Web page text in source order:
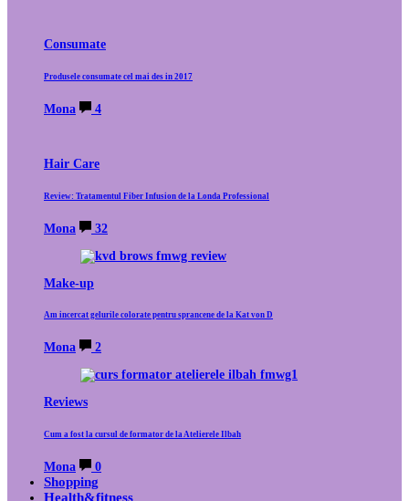
Consumate
Produsele consumate cel mai des in 2017
Mona 4
Hair Care
Review: Tratamentul Fiber Infusion de la Londa Professional
Mona 32
Make-up
Am incercat gelurile colorate pentru sprancene de la Kat von D
Mona 2
Reviews
Cum a fost la cursul de formator de la Atelierele Ilbah
Mona 0
Shopping
Health&fitness